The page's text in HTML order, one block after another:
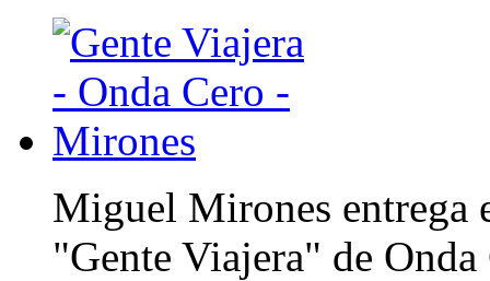
Miguel Mirones entrega
"Gente Viajera" de Onda